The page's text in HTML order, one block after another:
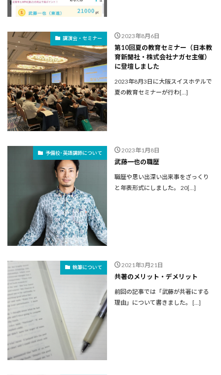
講演会・セミナー 2023年8月6日
第10回夏の教育セミナー（日本教
育新聞社・株式会社ナガセ主催）
に登壇しました
2023年8月3日に大阪スイスホテルで
夏の教育セミナーが行わ[…]
予備校･英語講師について 2023年1月8日
武藤一也の職歴
職歴や思い出深い出来事をざっくり
と年表形式にしました。 20[…]
執筆について 2021年3月21日
共著のメリット・デメリット
前回の記事では「武藤が共著にする
理由」について書きました。 […]